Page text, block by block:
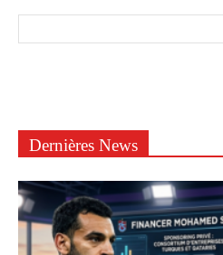
Dernières News